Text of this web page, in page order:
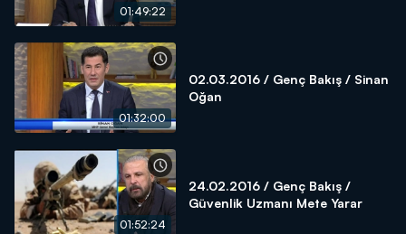
01:49:22
01:32:00
02.03.2016 / Genç Bakış / Sinan
Oğan
01:52:24
24.02.2016 / Genç Bakış /
Güvenlik Uzmanı Mete Yarar